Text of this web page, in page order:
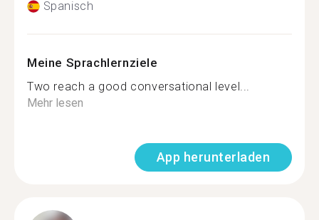
Spanisch
Meine Sprachlernziele
Two reach a good conversational level...
Mehr lesen
App herunterladen